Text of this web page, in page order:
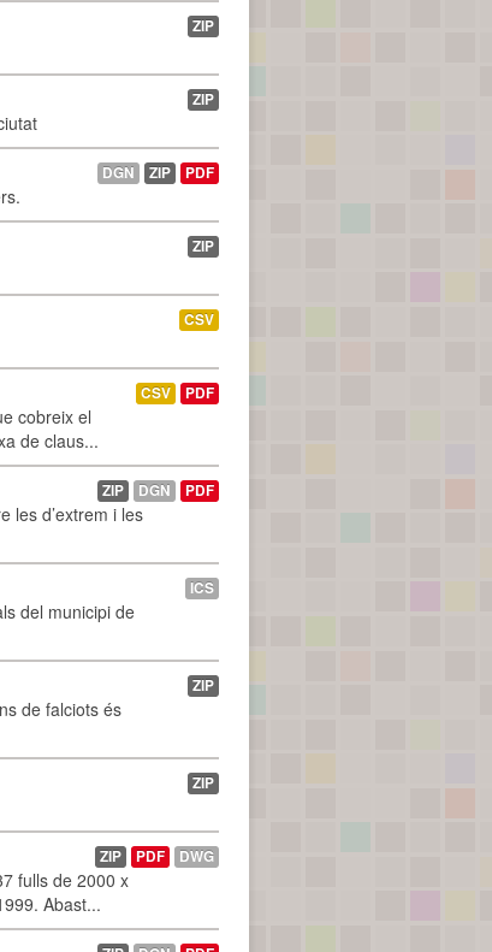
ZIP
ZIP
DGN ZIP PDF
ZIP
CSV
cobreix el
de claus...
CSV PDF
les d’extrem i les
ZIP DGN PDF
del municipi de
ICS
de falciots és
ZIP
ZIP
fulls de 2000 x
Abast...
ZIP PDF DWG